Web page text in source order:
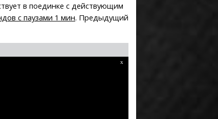
в поединке с действующим
с паузами 1 мин. Предыдущий
x